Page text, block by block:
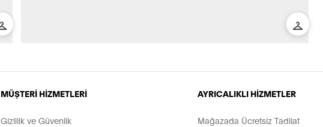
MÜŞTERİ HİZMETLERİ
Gizlilik ve Güvenlik
AYRICALIKLI HİZMETLER
Mağazada Ücretsiz Tadilat